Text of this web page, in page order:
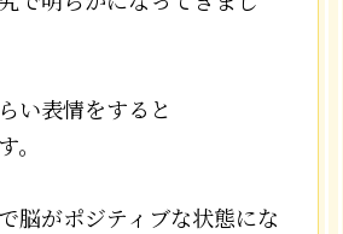
い表情をすると
脳がポジティブな状態にな